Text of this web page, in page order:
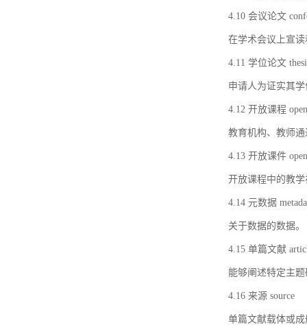
4.10 会议论文
在学术会议上宣
4.11 学位论文
申请人为证实其
4.12 开放课程
教育机构、教师
4.13 开放课件
开放课程中的教
4.14 元数据
关于数据的数据。
4.15 单篇文献
能够阐述特定主
4.16 来源 source
单篇文献载体或